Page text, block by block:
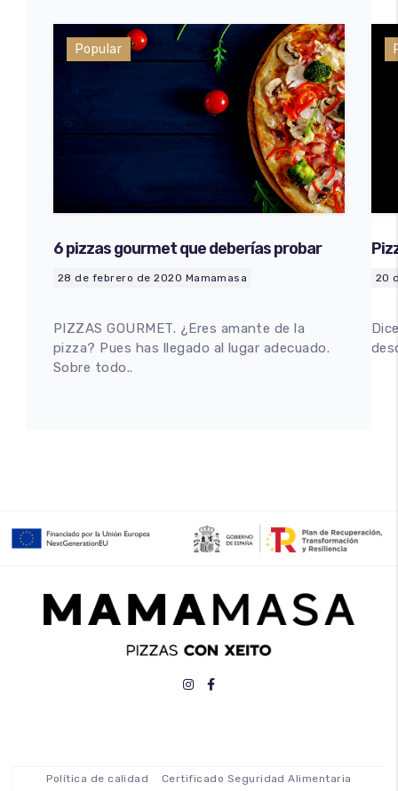
Popular
6 pizzas gourmet que deberías probar
28 de febrero de 2020 Mamamasa
PIZZAS GOURMET. ¿Eres amante de la
pizza? Pues has llegado al lugar adecuado.
Sobre todo..
20
Política de calidad Certificado Seguridad Alimentaria